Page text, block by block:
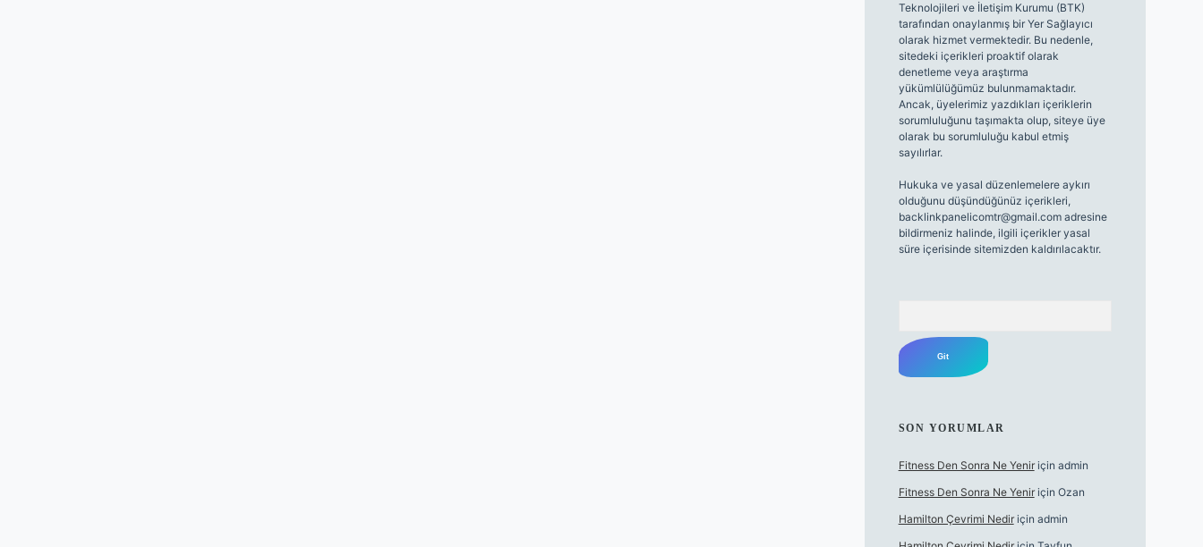
Teknolojileri ve İletişim Kurumu (BTK)
tarafından onaylanmış bir Yer Sağlayıcı
olarak hizmet vermektedir. Bu nedenle,
sitedeki içerikleri proaktif olarak
denetleme veya araştırma
yükümlülüğümüz bulunmamaktadır.
Ancak, üyelerimiz yazdıkları içeriklerin
sorumluluğunu taşımakta olup, siteye üye
olarak bu sorumluluğu kabul etmiş
sayılırlar.
Hukuka ve yasal düzenlemelere aykırı
olduğunu düşündüğünüz içerikleri,
backlinkpanelicomtr@gmail.comadresine
bildirmeniz halinde, ilgili içerikler yasal
süre içerisinde sitemizden kaldırılacaktır.
SON YORUMLAR
Fitness Den Sonra Ne Yeniriçin admin
Fitness Den Sonra Ne Yeniriçin Ozan
Hamilton Çevrimi Nediriçin admin